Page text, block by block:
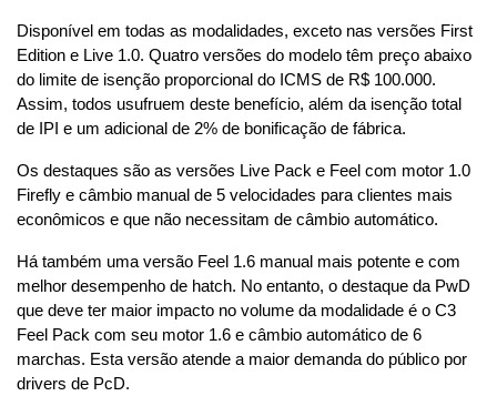
Disponível em todas as modalidades, exceto nas versões First
Edition e Live 1.0. Quatro versões do modelo têm preço abaixo
do limite de isenção proporcional do ICMS de R$ 100.000.
Assim, todos usufruem deste benefício, além da isenção total
de IPI e um adicional de 2% de bonificação de fábrica.
Os destaques são as versões Live Pack e Feel com motor 1.0
Firefly e câmbio manual de 5 velocidades para clientes mais
econômicos e que não necessitam de câmbio automático.
Há também uma versão Feel 1.6 manual mais potente e com
melhor desempenho de hatch. No entanto, o destaque da PwD
que deve ter maior impacto no volume da modalidade é o C3
Feel Pack com seu motor 1.6 e câmbio automático de 6
marchas. Esta versão atende a maior demanda do público por
drivers de PcD.